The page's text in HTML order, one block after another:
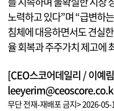
노력하고 있다”며 “급변하
침체에 대응하면서도 견실
율 회복과 주주가치 제고에
[CEO스코어데일리 / 이예
무단 전재-재배포 금지> 2026-